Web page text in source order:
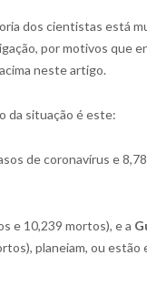
dos cientistas está
por motivos que
neste artigo.
da situação é este:
de coronavírus e
e 10,239 mortos), e a
planeiam, ou estão